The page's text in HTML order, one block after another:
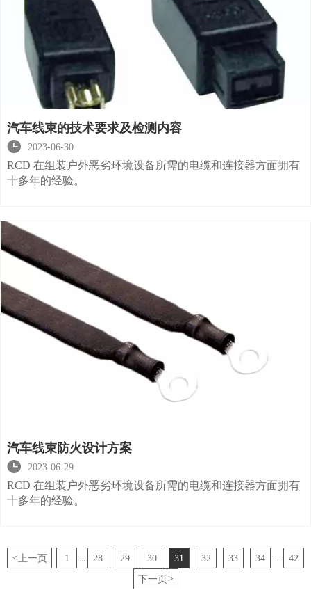
汽车线束的技术要求及检测内容

2023-06-30
RCD 在组装户外恶劣环境设备所需的电缆和连接器方面拥有
十多年的经验。
汽车线束防火设计方案

2023-06-29
RCD 在组装户外恶劣环境设备所需的电缆和连接器方面拥有
十多年的经验。
< 上一页 1 28 29 30 31 32 33 34
42
下一页>